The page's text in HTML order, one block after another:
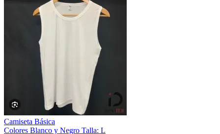
Camiseta Básica
Colores Blanco y Negro Talla: L